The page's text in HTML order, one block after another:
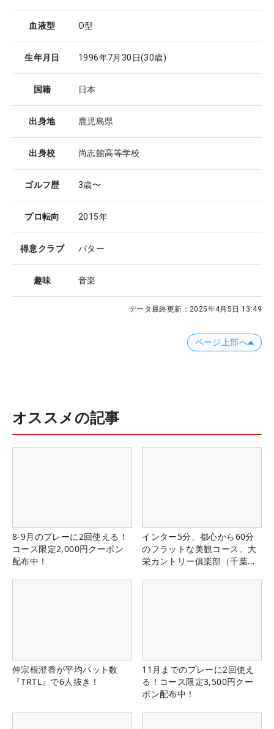
血液型 O型
生年月日 1996年7月30日(30歳)
国籍 日本
出身地 鹿児島県
出身校 尚志館高等学校
ゴルフ歴 3歳〜
プロ転向 2015年
得意クラブ パター
趣味 音楽
データ最終更新： 2025年4月5日 13:49
ページ上部へ
オススメの記事
8-9月のプレーに2回使える！
コース限定2,000円クーポン
配布中！
インター5分、都心から60分
のフラットな美観コース。大
栄カントリー俱楽部（千葉
仲宗根澄香が平均パット数
『TRTL』で6人抜き！
11月までのプレーに2回使え
る！コース限定3,500円クー
ポン配布中！